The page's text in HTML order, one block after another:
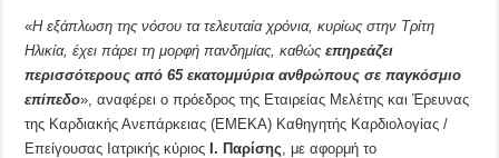
«Η εξάπλωση της νόσου τα τελευταία χρόνια, κυρίως στην Τρίτη
Ηλικία, έχει πάρει τη μορφή πανδημίας, καθώςεπηρεάζει
περισσότερους από 65 εκατομμύρια ανθρώπους σε παγκόσμιο
επίπεδο», αναφέρει ο πρόεδρος της Εταιρείας Μελέτης και Έρευνας
της Καρδιακής Ανεπάρκειας (ΕΜΕΚΑ) Καθηγητής Καρδιολογίας /
Επείγουσας Ιατρικής κύριοςΙ. Παρίσης , με αφορμή το